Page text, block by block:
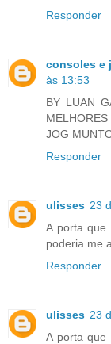
Responder
consoles e
às 13:53
BY LUAN
JOG
Responder
ulisses 23
A porta que
poderia me
Responder
ulisses 23
A porta que